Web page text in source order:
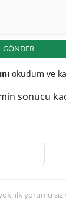
GÖNDER
okudum ve
sonucu
ilk yorumu siz